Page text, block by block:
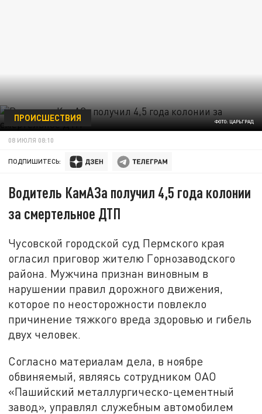
ФОТО: ЦАРЬГРАД
ПРОИСШЕСТВИЯ
08 ИЮЛЯ 08:10
ПОДПИШИТЕСЬ:
Водитель КамАЗа получил 4,5 года колонии
за смертельное ДТП
Чусовской городской суд Пермского края
огласил приговор жителю Горнозаводского
района. Мужчина признан виновным в
нарушении правил дорожного движения,
которое по неосторожности повлекло
причинение тяжкого вреда здоровью и гибель
двух человек.
Согласно материалам дела, в ноябре
обвиняемый, являясь сотрудником ОАО
«Пашийский металлургическо-цементный
завод», управлял служебным автомобилем